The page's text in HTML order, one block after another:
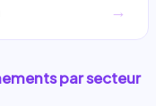
→
par secteur